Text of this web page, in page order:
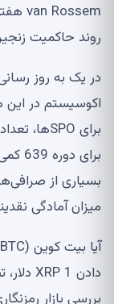
روند حاکمیت
اکوسیستم در
بسیاری از
میزان آمادگی نقدینگی را تا 77.37